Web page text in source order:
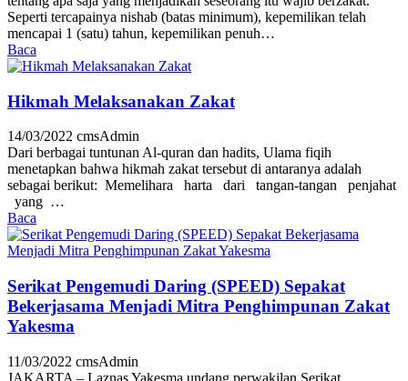
Seperti tercapainya nishab (batas minimum), kepemilikan telah
mencapai 1 (satu) tahun, kepemilikan penuh…
Baca
Hikmah Melaksanakan Zakat
14/03/2022 cmsAdmin
Dari berbagai tuntunan Al-quran dan hadits, Ulama fiqih
menetapkan bahwa hikmah zakat tersebut di antaranya adalah
sebagai berikut: Memelihara harta dari tangan-tangan penjahat
yang …
Baca
Serikat Pengemudi Daring (SPEED) Sepakat
Bekerjasama Menjadi Mitra Penghimpunan Zakat
Yakesma
11/03/2022 cmsAdmin
JAKARTA – Laznas Yakesma undang perwakilan Serikat